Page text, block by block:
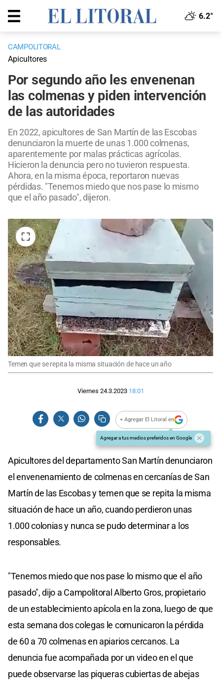
6.2°
CAMPOLITORAL
Apicultores
Por segundo año les envenenan
las colmenas y piden intervención
de las autoridades
En 2022, apicultores de San Martín de las Escobas
denunciaron la muerte de unas 1.000 colmenas,
aparentemente por malas prácticas agrícolas.
Hicieron la denuncia pero no tuvieron respuesta.
Ahora, en la misma época, reportaron nuevas
pérdidas. "Tenemos miedo que nos pase lo mismo
que el año pasado", dijeron.
Temen que se repita la misma situación de hace un año
Viernes 24.3.2023 18:01
+ Agregar El Litoral en
Agregar a tus medios preferidos en Google
Apicultores del departamento San Martín denunciaron
el envenenamiento de colmenas en cercanías de San
Martín de las Escobas y temen que se repita la misma
situación de hace un año, cuando perdieron unas
1.000 colonias y nunca se pudo determinar a los
responsables.
"Tenemos miedo que nos pase lo mismo que el año
pasado", dijo a Campolitoral Alberto Gros, propietario
de un establecimiento apícola en la zona, luego de que
esta semana dos colegas le comunicaron la pérdida
de 60 a 70 colmenas en apiarios cercanos. La
denuncia fue acompañada por un video en el que
puede observarse las piqueras cubiertas de abejas